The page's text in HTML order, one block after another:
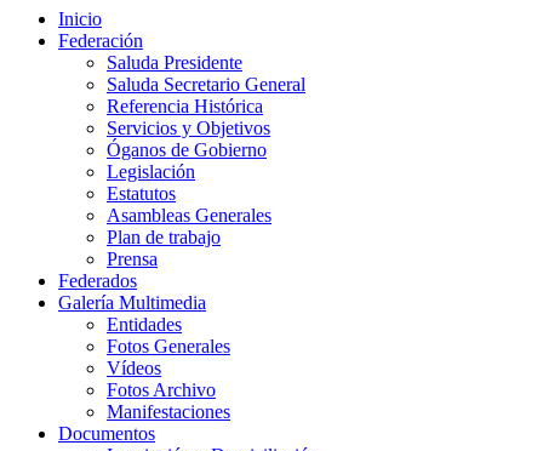
Inicio
Federación
Saluda Presidente
Saluda Secretario General
Referencia Histórica
Servicios y Objetivos
Óganos de Gobierno
Legislación
Estatutos
Asambleas Generales
Plan de trabajo
Prensa
Federados
Galería Multimedia
Entidades
Fotos Generales
Vídeos
Fotos Archivo
Manifestaciones
Documentos